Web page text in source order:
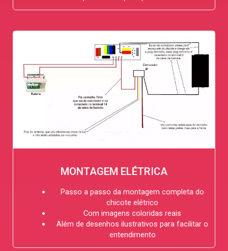
MONTAGEM ELÉTRICA
Passo a passo da montagem completa do
chicote elétrico
Com imagens coloridas reais
Além de desenhos ilustrativos para facilitar o
entendimento